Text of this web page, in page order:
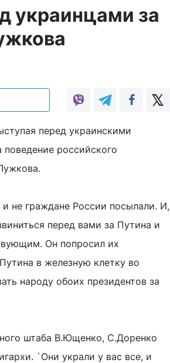
украинцами за
перед украинскими
российского
не граждане России посылали. И,
перед вами за Путина и
Он попросил их
в железную клетку во
народу обоих президентов за
штаба В.Ющенко, С.Доренко
`Они украли у вас все, и